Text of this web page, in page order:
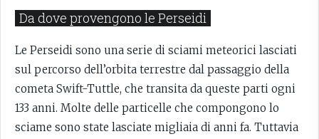
Da dove provengono le Perseidi
Le Perseidi sono una serie di sciami meteorici lasciati
sul percorso dell’orbita terrestre dal passaggio della
cometa Swift-Tuttle, che transita da queste parti ogni
133 anni. Molte delle particelle che compongono lo
sciame sono state lasciate migliaia di anni fa. Tuttavia